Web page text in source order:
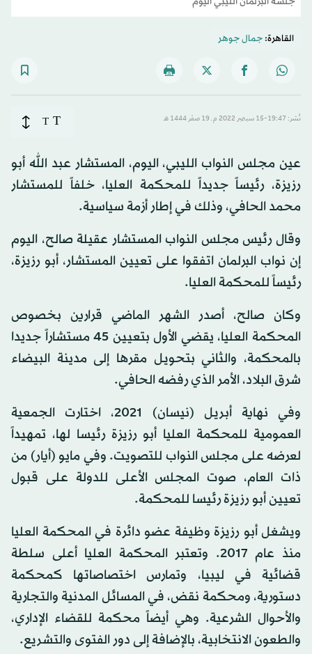
القاهرة:جمال جوهر
نُشر: 19:47-15 سبتمبر 2022 م ـ 19 صفَر 1444 هـ T
T
عين مجلس النواب الليبي، اليوم، المستشار عبد الله أبو
رزيزة، رئيساً جديداً للمحكمة العليا، خلفاً للمستشار
محمد الحافي، وذلك في إطار أزمة سياسية.
وقال رئيس مجلس النواب المستشار عقيلة صالح، اليوم
إن نواب البرلمان اتفقوا على تعيين المستشار، أبو رزيزة،
رئيساً للمحكمة العليا.
وكان صالح، أصدر الشهر الماضي قرارين بخصوص
المحكمة العليا، يقضي الأول بتعيين 45 مستشاراً جديدا
بالمحكمة، والثاني بتحويل مقرها إلى مدينة البيضاء
شرق البلاد، الأمر الذي رفضه الحافي.
وفي نهاية أبريل (نيسان) 2021، اختارت الجمعية
العمومية للمحكمة العليا أبو رزيزة رئيسا لها، تمهيداً
لعرضه على مجلس النواب للتصويت. وفي مايو (أيار) من
ذات العام، صوت المجلس الأعلى للدولة على قبول
تعيين أبو رزيزة رئيسا للمحكمة.
ويشغل أبو رزيزة وظيفة عضو دائرة في المحكمة العليا
منذ عام 2017. وتعتبر المحكمة العليا أعلى سلطة
قضائية في ليبيا، وتمارس اختصاصاتها كمحكمة
دستورية، ومحكمة نقض، في المسائل المدنية والتجارية
والأحوال الشرعية. وهي أيضاً محكمة للقضاء الإداري،
والطعون الانتخابية، بالإضافة إلى دور الفتوى والتشريع.